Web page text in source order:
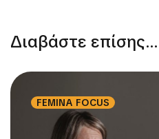
Διαβάστε επίσης...
FEMINA FOCUS